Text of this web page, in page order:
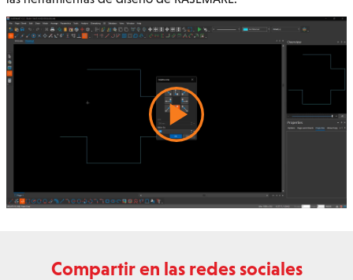
Compartir en las redes sociales